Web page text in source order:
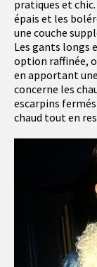
pratiques et
épais et les
une couche
Les gants longs
option raffinée,
en apportant
concerne les
escarpins
chaud tout en